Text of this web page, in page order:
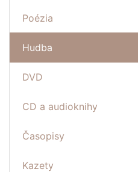
Poézia
Hudba
DVD
CD a audioknihy
Časopisy
Kazety